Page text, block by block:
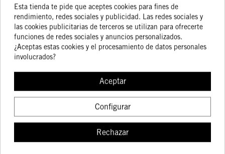
Maneta
De
Embrague
Y Maneta
De Freno
78,65 €
66,85 €
Maneta
De
Embrague
Y Maneta
De Freno
45,07 €
38,31 €
COMPRAR
Maneta
De
Embrague
Y Maneta
De Freno
61,83 €
52,56 €
Maneta
De
Embrague
Y Maneta
De Freno
117,37 €
99,76 €
Esta tienda te pide que aceptes cookies para fines de
rendimiento, redes sociales y publicidad. Las redes sociales y
las cookies publicitarias de terceros se utilizan para ofrecerte
funciones de redes sociales y anuncios personalizados.
¿Aceptas estas cookies y el procesamiento de datos personales
involucrados?
Aceptar
Configurar
Rechazar